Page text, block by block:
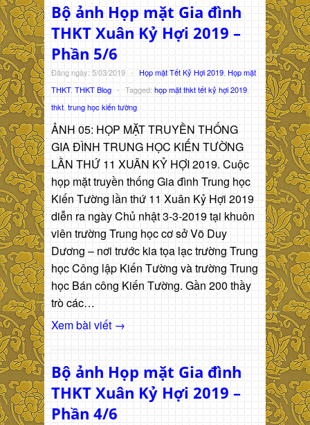
Bộ ảnh Họp mặt Gia đình
THKT Xuân Kỷ Hợi 2019 –
Phần 5/6
Đăng ngày: 5/03/2019 - Họp mặt Tết Kỷ Hợi 2019 Họp mặt
THKT, THKT Blog - Tagged: họp mặt thkt tết kỷ hợi 2019
thkt, trung học kiến tường
ẢNH 05: HỌP MẶT TRUYỀN THỐNG
GIA ĐÌNH TRUNG HỌC KIẾN TƯỜNG
LẦN THỨ 11 XUÂN KỶ HỢI 2019. Cuộc
họp mặt truyền thống Gia đình Trung học
Kiến Tường lần thứ 11 Xuân Kỷ Hợi 2019
diễn ra ngày Chủ nhật 3-3-2019 tại khuôn
viên trường Trung học cơ sở Võ Duy
Dương – nơi trước kia tọa lạc trường Trung
học Công lập Kiến Tường và trường Trung
học Bán công Kiến Tường. Gần 200 thầy
trò các…
Xem bài viết →
Bộ ảnh Họp mặt Gia đình
THKT Xuân Kỷ Hợi 2019 –
Phần 4/6